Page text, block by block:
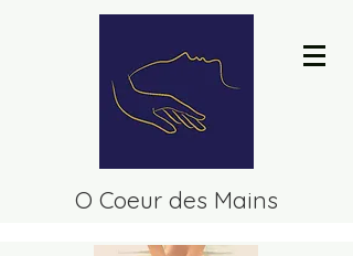
O Coeur des Mains